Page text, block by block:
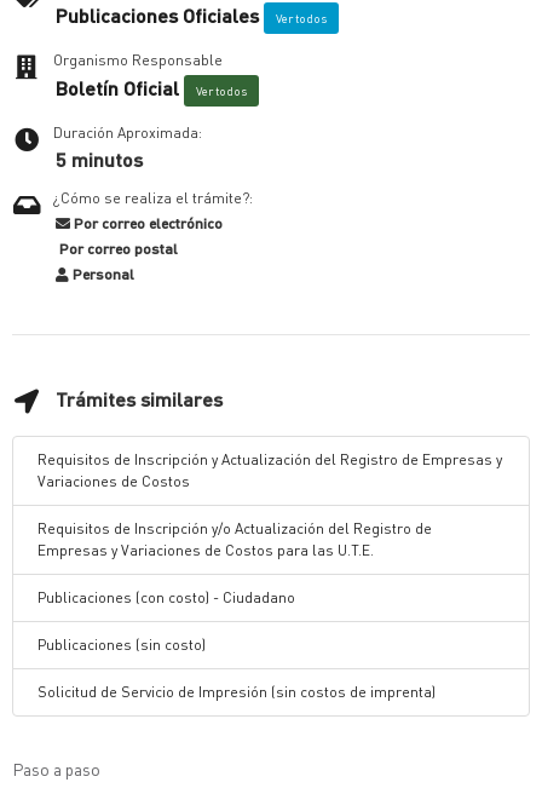
Publicaciones Oficiales Ver todos
Organismo Responsable
Boletín Oficial Ver todos
Duración Aproximada:
5 minutos
¿Cómo se realiza el trámite?:
Por correo electrónico
Por correo postal
Personal
Trámites similares
Requisitos de Inscripción y Actualización del Registro de Empresas y
Variaciones de Costos
Requisitos de Inscripción y/o Actualización del Registro de
Empresas y Variaciones de Costos para las U.T.E.
Publicaciones (con costo) - Ciudadano
Publicaciones (sin costo)
Solicitud de Servicio de Impresión (sin costos de imprenta)
Paso a paso